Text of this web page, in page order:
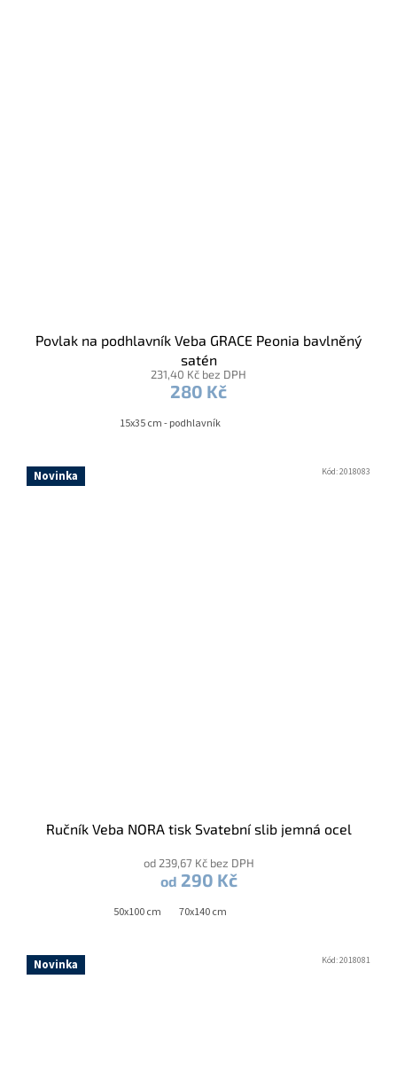
Povlak na podhlavník Veba GRACE Peonia bavlněný
satén
231,40 Kč bez DPH
280 Kč
15x35 cm - podhlavník
Novinka
Ručník Veba NORA tisk Svatební slib jemná ocel
od 239,67 Kč bez DPH
od 290 Kč
50x100 cm 70x140 cm
Kód:2018083
Novinka Kód:2018081